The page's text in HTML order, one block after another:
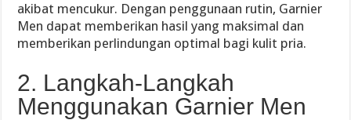
akibat mencukur. Dengan penggunaan rutin, Garnier
Men dapat memberikan hasil yang maksimal dan
memberikan perlindungan optimal bagi kulit pria.
2. Langkah-Langkah
Menggunakan Garnier Men